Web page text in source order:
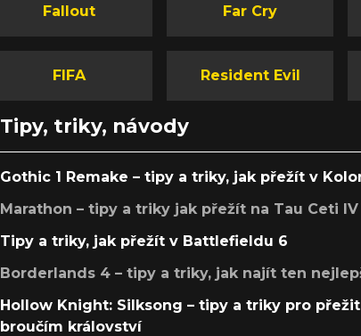
Fallout Far Cry
FIFA Resident Evil
Tipy, triky, návody
Gothic 1 Remake – tipy a triky, jak přežít v
Marathon – tipy a triky jak přežít na Tau Ceti IV
Tipy a triky, jak přežít v Battlefieldu 6
Borderlands 4 – tipy a triky, jak najít ten
Hollow Knight: Silksong – tipy a triky pro
broučím království